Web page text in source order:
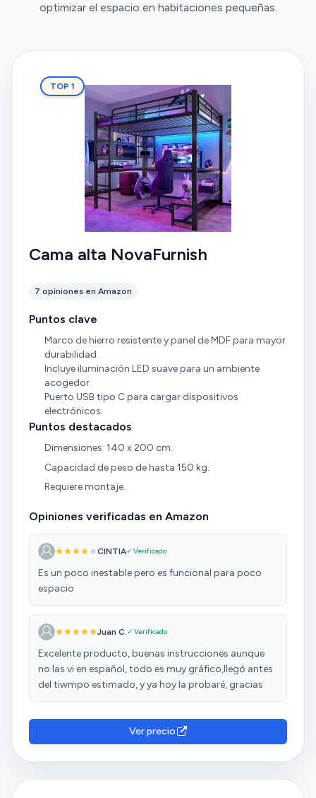
optimizar el espacio en habitaciones pequeñas.
TOP 1
Cama alta NovaFurnish
7 opiniones en Amazon
Puntos clave
Marco de hierro resistente y panel de MDF para mayor
durabilidad.
Incluye iluminación LED suave para un ambiente
acogedor.
Puerto USB tipo C para cargar dispositivos
electrónicos.
Puntos destacados
Dimensiones: 140 x 200 cm.
Capacidad de peso de hasta 150 kg.
Requiere montaje.
Opiniones verificadas en Amazon
CINTIA✓ Verificado
Es un poco inestable pero es funcional para poco
espacio
Juan C. ✓ Verificado
Excelente producto, buenas instrucciones aunque
no las vi en español, todo es muy gráfico,llegó antes
del tiwmpo estimado, y ya hoy la probaré, gracias
Ver precio